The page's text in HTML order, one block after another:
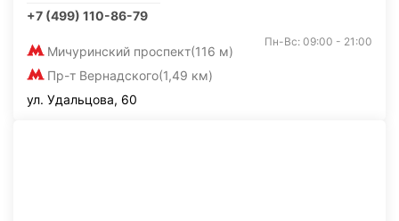
+7 (499) 110-86-79
Мичуринский проспект(116 м)
Пр-т Вернадского(1,49 км)
Пн-Вс: 09:00 - 21:00
ул. Удальцова, 60